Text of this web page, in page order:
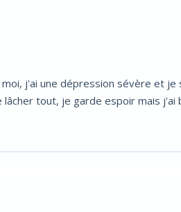
j'ai une dépression sévère et
lâcher tout, je garde espoir mais j'ai